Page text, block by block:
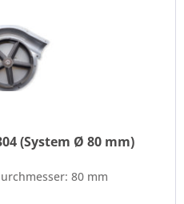
(System Ø 80 mm)
80 mm